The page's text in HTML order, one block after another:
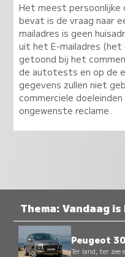
Het meest
bevat is de vraag naar
mailadres is geen
uit het E-mailadres (het
getoond bij het
de autotests en op de
gegevens zullen niet
commerciele
ongewenste reclame.
Thema: Vandaag
Peugeot
Ter land, ter zee